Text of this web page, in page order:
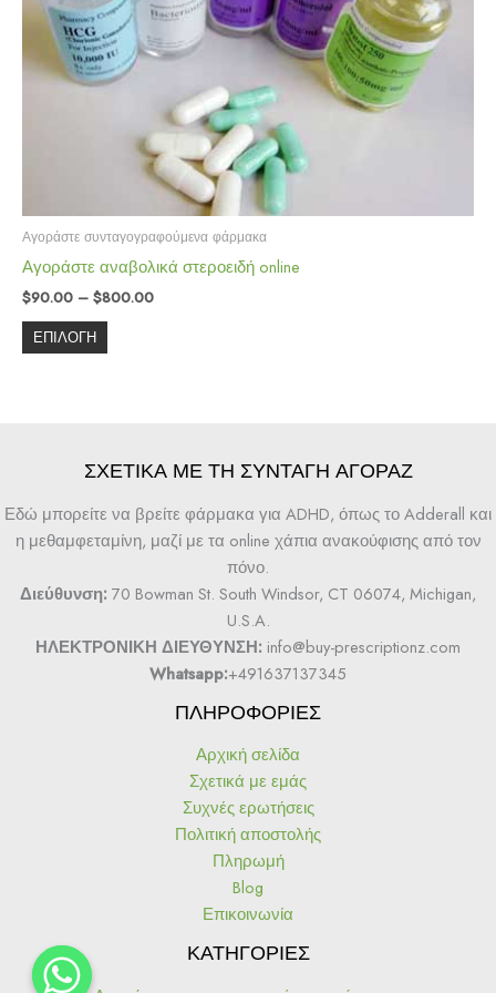
Αγοράστε συνταγογραφούμενα φάρμακα
Αγοράστε αναβολικά στεροειδή online
$90.00 – $800.00
ΕΠΙΛΟΓΉ
παραλλαγές.
Οι
επιλογές
μπορούν
επιλεγούν
του
προϊόντος
ΣΧΕΤΙΚΑ ΜΕ ΤΗ ΣΥΝΤΑΓΗ ΑΓΟΡΑΖ
Εδώ μπορείτε να βρείτε φάρμακα για ADHD, όπως το Adderall και
η μεθαμφεταμίνη, μαζί με τα online χάπια ανακούφισης από τον
πόνο.
Διεύθυνση: 70 Bowman St. South Windsor, CT 06074, Michigan,
U.S.A.
ΗΛΕΚΤΡΟΝΙΚΗ ΔΙΕΥΘΥΝΣΗ: info@buy-prescriptionz.com
Whatsapp:+491637137345
ΠΛΗΡΟΦΟΡΙΕΣ
Αρχική σελίδα
Σχετικά με εμάς
Συχνές ερωτήσεις
Πολιτική αποστολής
Πληρωμή
Blog
Επικοινωνία
ΚΑΤΗΓΟΡΙΕΣ